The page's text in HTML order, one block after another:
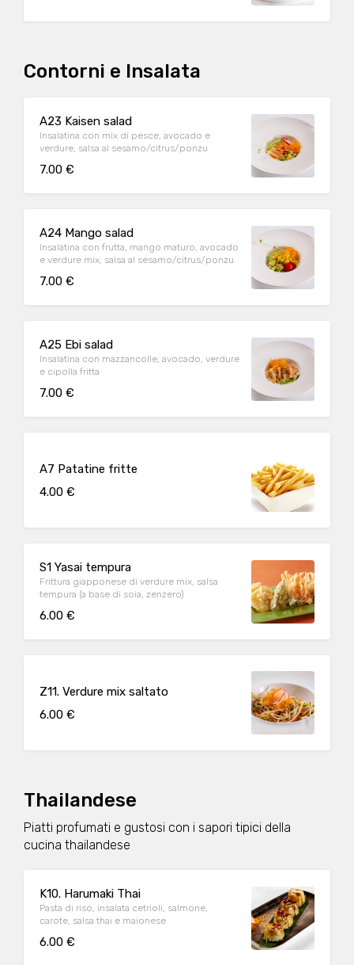
Contorni e Insalata
A23 Kaisen salad
Insalatina con mix di pesce, avocado e
verdure, salsa al sesamo/citrus/ponzu
7.00 €
A24 Mango salad
Insalatina con frutta, mango maturo, avocado
e verdure mix, salsa al sesamo/citrus/ponzu
7.00 €
A25 Ebi salad
Insalatina con mazzancolle, avocado, verdure
e cipolla fritta
7.00 €
A7 Patatine fritte
4.00 €
S1 Yasai tempura
Frittura giapponese di verdure mix, salsa
tempura (a base di soia, zenzero)
6.00 €
Z11. Verdure mix saltato
6.00 €
Thailandese
Piatti profumati e gustosi con i sapori tipici della
cucina thailandese
K10. Harumaki Thai
Pasta di riso, insalata cetrioli, salmone,
carote, salsa thai e maionese
6.00 €